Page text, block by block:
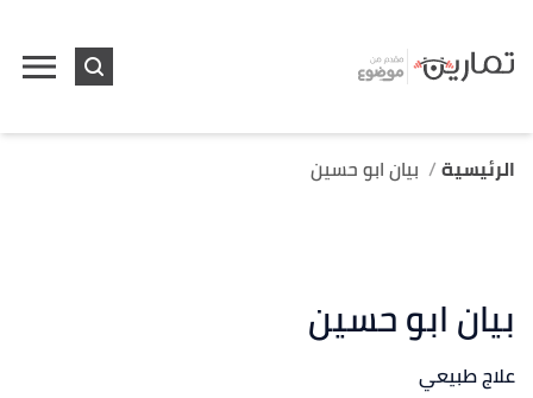
الرئيسية بيان ابو حسين
بيان ابو حسين
علاج طبيعي